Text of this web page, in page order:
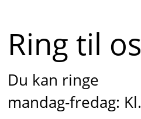
Ring til os
Du kan ringe
mandag-fredag: Kl.